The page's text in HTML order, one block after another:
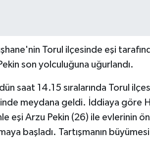
Torul ilçesinde eşi
son yolculuğuna uğurlandı.
saat 14.15 sıralarında Torul
meydana geldi. İddiaya göre
eşi Arzu Pekin (26) ile evlerinin
başladı. Tartışmanın